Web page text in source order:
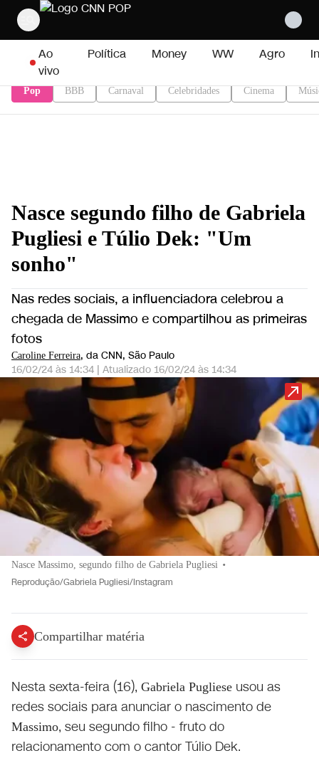
Pular para o conteúdo
Ao
vivo
Política Money WW Agro
Pop BBB Carnaval Celebridades Cinema
Nasce segundo filho de Gabriela
Pugliesi e Túlio Dek: "Um
sonho"
Nas redes sociais, a influenciadora celebrou a
chegada de Massimo e compartilhou as primeiras
fotos
Caroline Ferreira, da CNN, São Paulo
16/02/24 às 14:34 | Atualizado 16/02/24 às 14:34
Nasce Massimo, segundo filho de Gabriela Pugliesi •
Reprodução/Gabriela Pugliesi/Instagram
Compartilhar matéria
Nesta sexta-feira (16), Gabriela Pugliese usou as
redes sociais para anunciar o nascimento de
Massimo, seu segundo filho - fruto do
relacionamento com o cantor Túlio Dek.